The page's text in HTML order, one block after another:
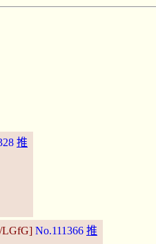
推
LGfG] No.111366 推